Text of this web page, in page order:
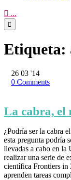
 ...

Etiqueta:
26 03 '14
0 Comments
La cabra, el
¿Podría ser la cabra
esta pregunta podría
llevadas a cabo en la
realizar una serie de
científica Frontiers in
aprenden tareas